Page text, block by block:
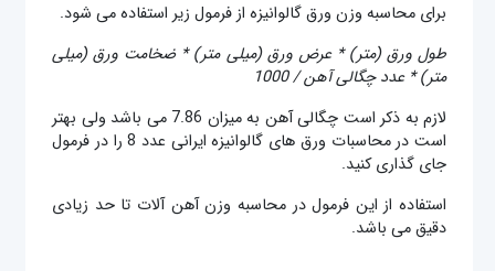
برای محاسبه وزن ورق گالوانیزه از فرمول زیر استفاده می شود.
طول ورق (متر) * عرض ورق (میلی متر) * ضخامت ورق (میلی
متر) * عدد چگالی آهن / 1000
لازم به ذکر است چگالی آهن به میزان 7.86 می باشد ولی بهتر
است در محاسبات ورق های گالوانیزه ایرانی عدد 8 را در فرمول
جای گذاری کنید.
استفاده از این فرمول در محاسبه وزن آهن آلات تا حد زیادی
دقیق می باشد.